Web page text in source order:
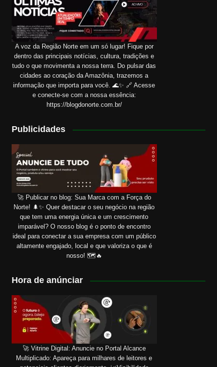
A voz da Região Norte em um só lugar! Fique por
dentro das principais notícias, cultura, tradições e
tudo o que movimenta a nossa terra. Do pulsar das
cidades ao coração da Amazônia, trazemos a
informação que importa para você. 🌊✨ 🔗 Acesse
e conecte-se com a nossa essência:
https://blogdonorte.com.br/
Publicidades
🚀 Publicar no blog: Sua Marca com a Força do
Norte! 🌲✨ Quer destacar o seu negócio na região
que tem uma energia única e um crescimento
imparável? O nosso blog é o ponto de encontro
ideal para conectar a sua empresa com um público
altamente engajado, local e que valoriza o que é
nosso! 🗺️🔥
Hora de anúnciar
🚀 Vitrine Digital: Anuncie no Portal Alcance
Multiplicado: Apareça para milhares de leitores e